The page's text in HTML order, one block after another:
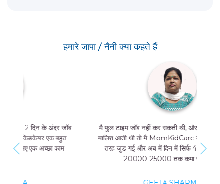
हमारे जापा / नैनी क्या कहते हैं
मै फुल टाइम जॉब नहीं कर सकती थी, और मुझे मां और बच्चे की
मालिश आती थी तो मै MomKidCare के साथ फ्रीलांसर की
तरह जुड गई और अब में दिन में सिर्फ 4 घंटे काम करके भी
20000-25000 तक कमा सकती हूं।